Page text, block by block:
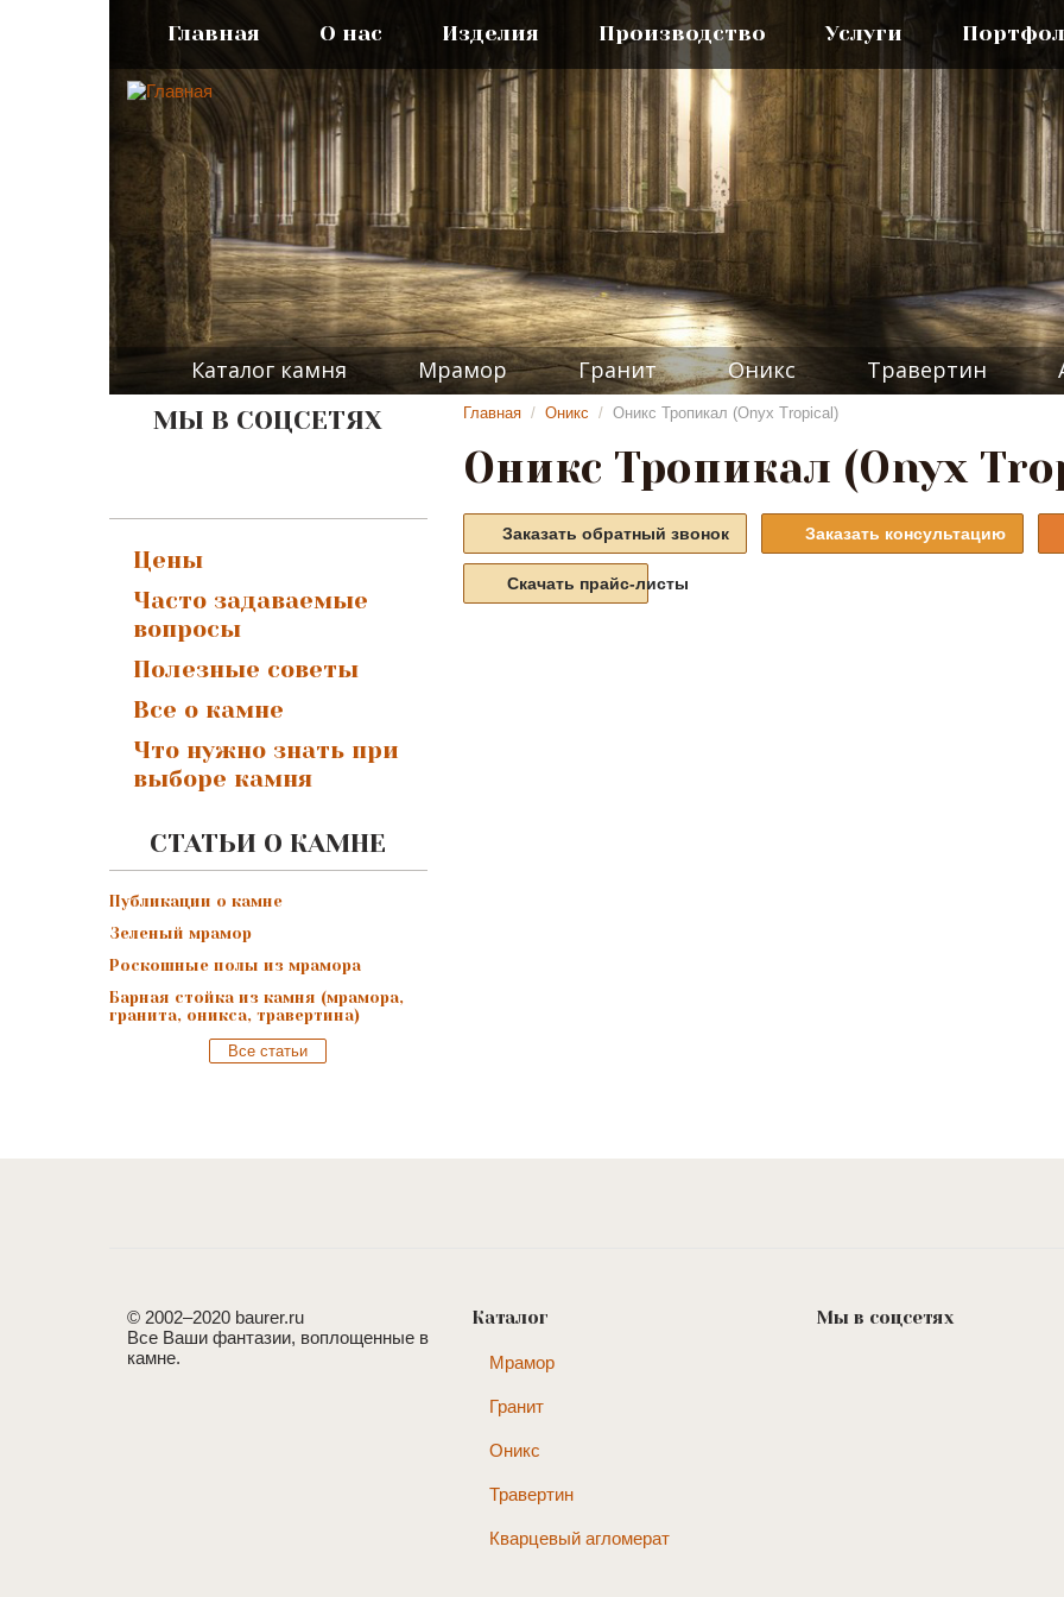
Главная О нас Изделия Производство Услуги
Каталог камня Мрамор Гранит Оникс Травертин
МЫ В СОЦСЕТЯХ
Цены
Часто задаваемые
вопросы
Полезные советы
Все о камне
Что нужно знать при
выборе камня
СТАТЬИ О КАМНЕ
Публикации о камне
Зеленый мрамор
Роскошные полы из мрамора
Барная стойка из камня (мрамора,
гранита, оникса, травертина)
Все статьи
Главная / Оникс / Оникс Тропикал (Onyx Tropical)
Оникс Тропикал (Onyx
Заказать обратный звонок Заказать консультацию
Скачать прайс-листы
© 2002–2020 baurer.ru
Все Ваши фантазии, воплощенные в
камне.
Каталог
Мрамор
Гранит
Оникс
Травертин
Кварцевый агломерат
Мы в соцсетях